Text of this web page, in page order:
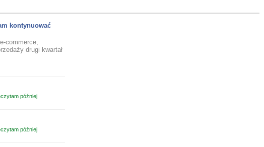
kontynuować
commerce,
drugi kwartał
później
później